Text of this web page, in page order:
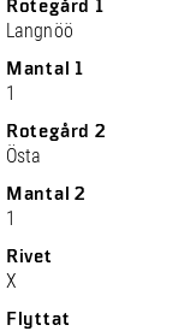
Rotegård 1
Langnöö
Mantal 1
1
Rotegård 2
Östa
Mantal 2
1
Rivet
X
Flyttat